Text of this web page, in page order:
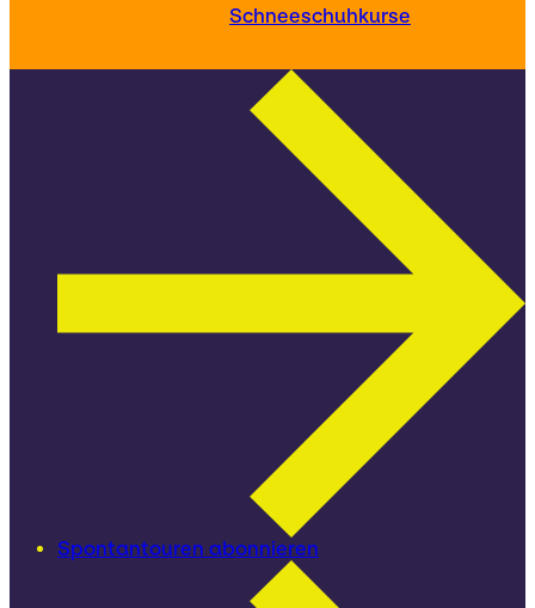
Schneeschuhkurse
Spontantouren abonnieren